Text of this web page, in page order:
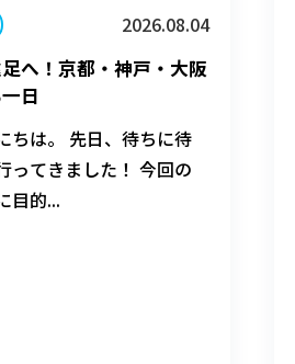
2026.08.04
へ！京都・神戸・大阪
日
ちは。 先日、待ちに待
ってきました！ 今回の
目的...